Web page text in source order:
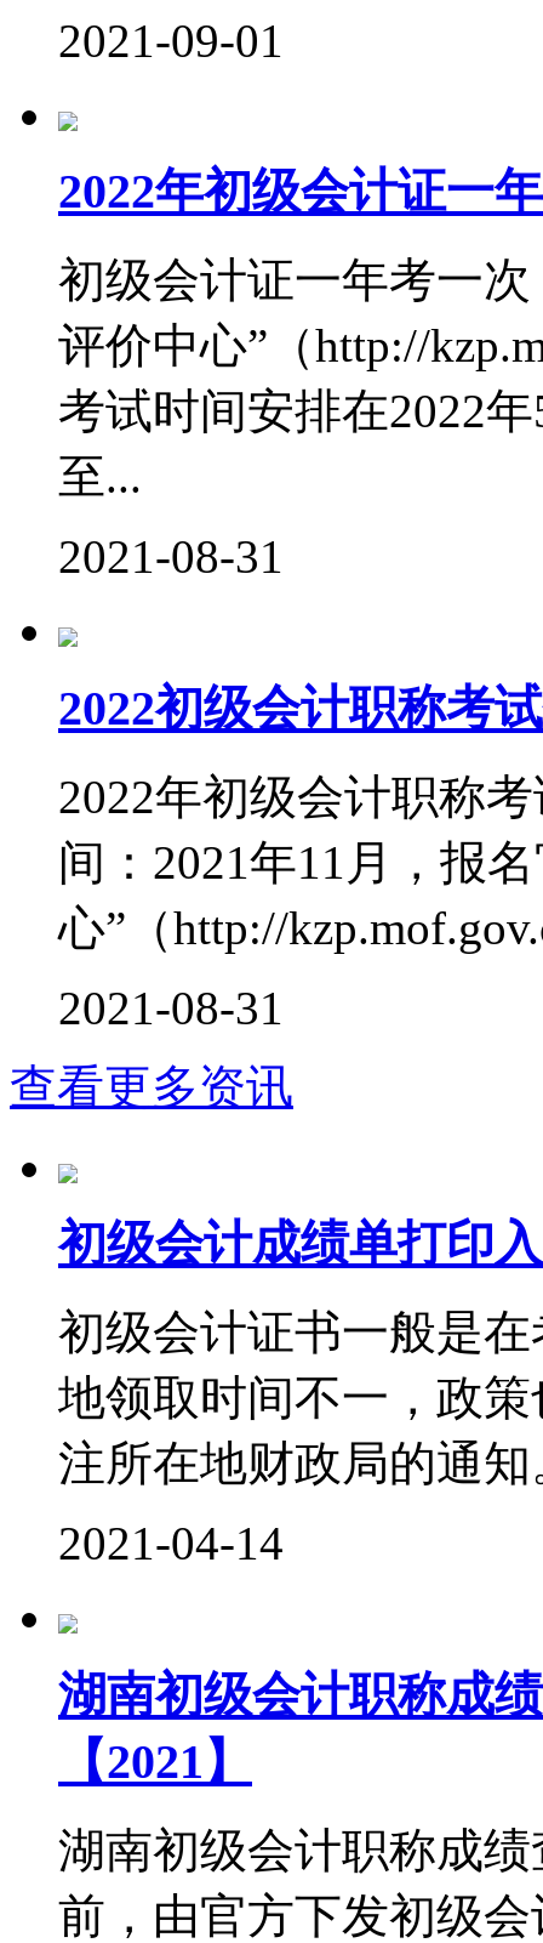
2021-09-01
2022年初级会计证一
初级会计证一年考一
评价中心”（http://
考试时间安排在2022
至...
2021-08-31
2022初级会计职称考
2022年初级会计职称
间：2021年11月，报
心”（http://
2021-08-31
查看更多资讯
初级会计成绩单打印
初级会计证书一般是
地领取时间不一，政
注所在地财政局的通
2021-04-14
湖南初级会计职称成
【2021】
湖南初级会计职称成
前，由官方下发初级